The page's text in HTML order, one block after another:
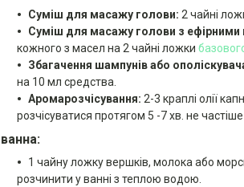
Суміш для масажу голови: 2 чайні
Суміш для масажу голови з ефірними
кожного з масел на 2 чайні ложки
Збагачення шампунів або
на 10 мл средства
Аромарозчісування: 2-3 краплі олії
розчісуватися протягом 5 -7 хв. не
ванна:
1 чайну ложку вершків, молока або
розчинити у ванні з теплою водою.